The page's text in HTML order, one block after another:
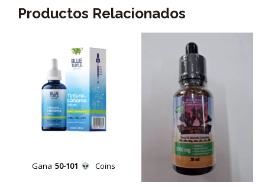
Productos Relacionados
Gana 50-101 Coins